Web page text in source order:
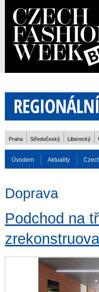
Praha Středočeský Liberecký
Úvodem Aktuality
Doprava
Podchod na